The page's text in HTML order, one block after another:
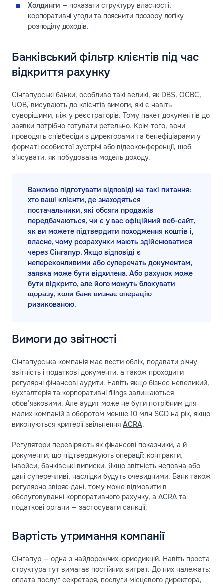
Холдинги — показати структуру власності,
корпоративні угоди та пояснити прозору логіку
розподілу доходів.
Банківський фільтр клієнтів під час
відкриття рахунку
Сінгапурські банки, особливо такі великі, як DBS, OCBC,
UOB, висувають до клієнтів вимоги, які є навіть
суворішими, ніж у реєстраторів. Тому пакет документів до
заявки потрібно готувати ретельно. Крім того, вони
проводять співбесіди з директорами та бенефіціарами у
форматі особистої зустрічі або відеоконференції, щоб
з’ясувати, як побудована модель доходу.
Важливо підготувати відповіді на такі питання:
хто ваші клієнти, де знаходяться
постачальники, які обсяги продажів
передбачаються, чи є у вас офіційний веб-сайт,
як ви можете підтвердити походження коштів і,
власне, чому розрахунки мають здійснюватися
через Сінгапур. Якщо відповіді є
непереконливими або суперечать документам,
заявка може бути відхилена. Або рахунок може
бути відкрито, але його можуть блокувати
щоразу, коли банк визнає операцію
ризикованою.
Вимоги до звітності
Сінгапурська компанія має вести облік, подавати річну
звітність і податкові документи, а також проходити
регулярні фінансові аудити. Навіть якщо бізнес невеликий,
бухгалтерія та корпоративні filings залишаються
обов’язковими. Але аудит може не бути потрібним для
малих компаній з оборотом менше 10 млн SGD на рік, якщо
виконуються критерії звільнення ACRA.
Регулятори перевіряють як фінансові показники, а й
документи, що підтверджують операції: контракти,
інвойси, банківські виписки. Якщо звітність неповна або
дані суперечливі, наслідки будуть очевидними. Банк також
регулярно звіряє дані, тому може відмовити в
обслуговуванні корпоративного рахунку, а ACRA та
податкові органи — застосувати санкції.
Вартість утримання компанії
Сінгапур — одна з найдорожчих юрисдикцій. Навіть проста
структура тут вимагає постійних витрат. До них належать:
оплата послуг секретаря, послуги місцевого директора,